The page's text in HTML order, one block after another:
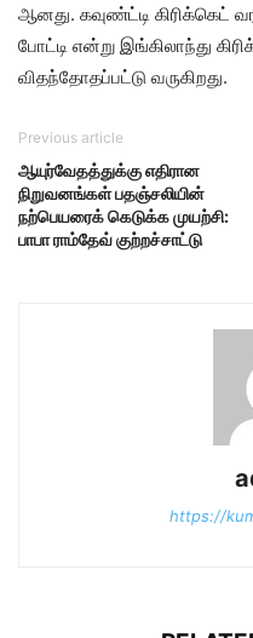
ஆனது. கவுண்ட்டி கிரிக்கெட்
போட்டி என்று இங்கிலாந்து
விதந்தோதப்பட்டு வருகிறது.
Previous article
ஆயுர்வேதத்துக்கு எதிரான
நிறுவனங்கள் பதஞ்சலியின்
நற்பெயரைக் கெடுக்க முயற்சி:
பாபா ராம்தேவ் குற்றச்சாட்டு
https://